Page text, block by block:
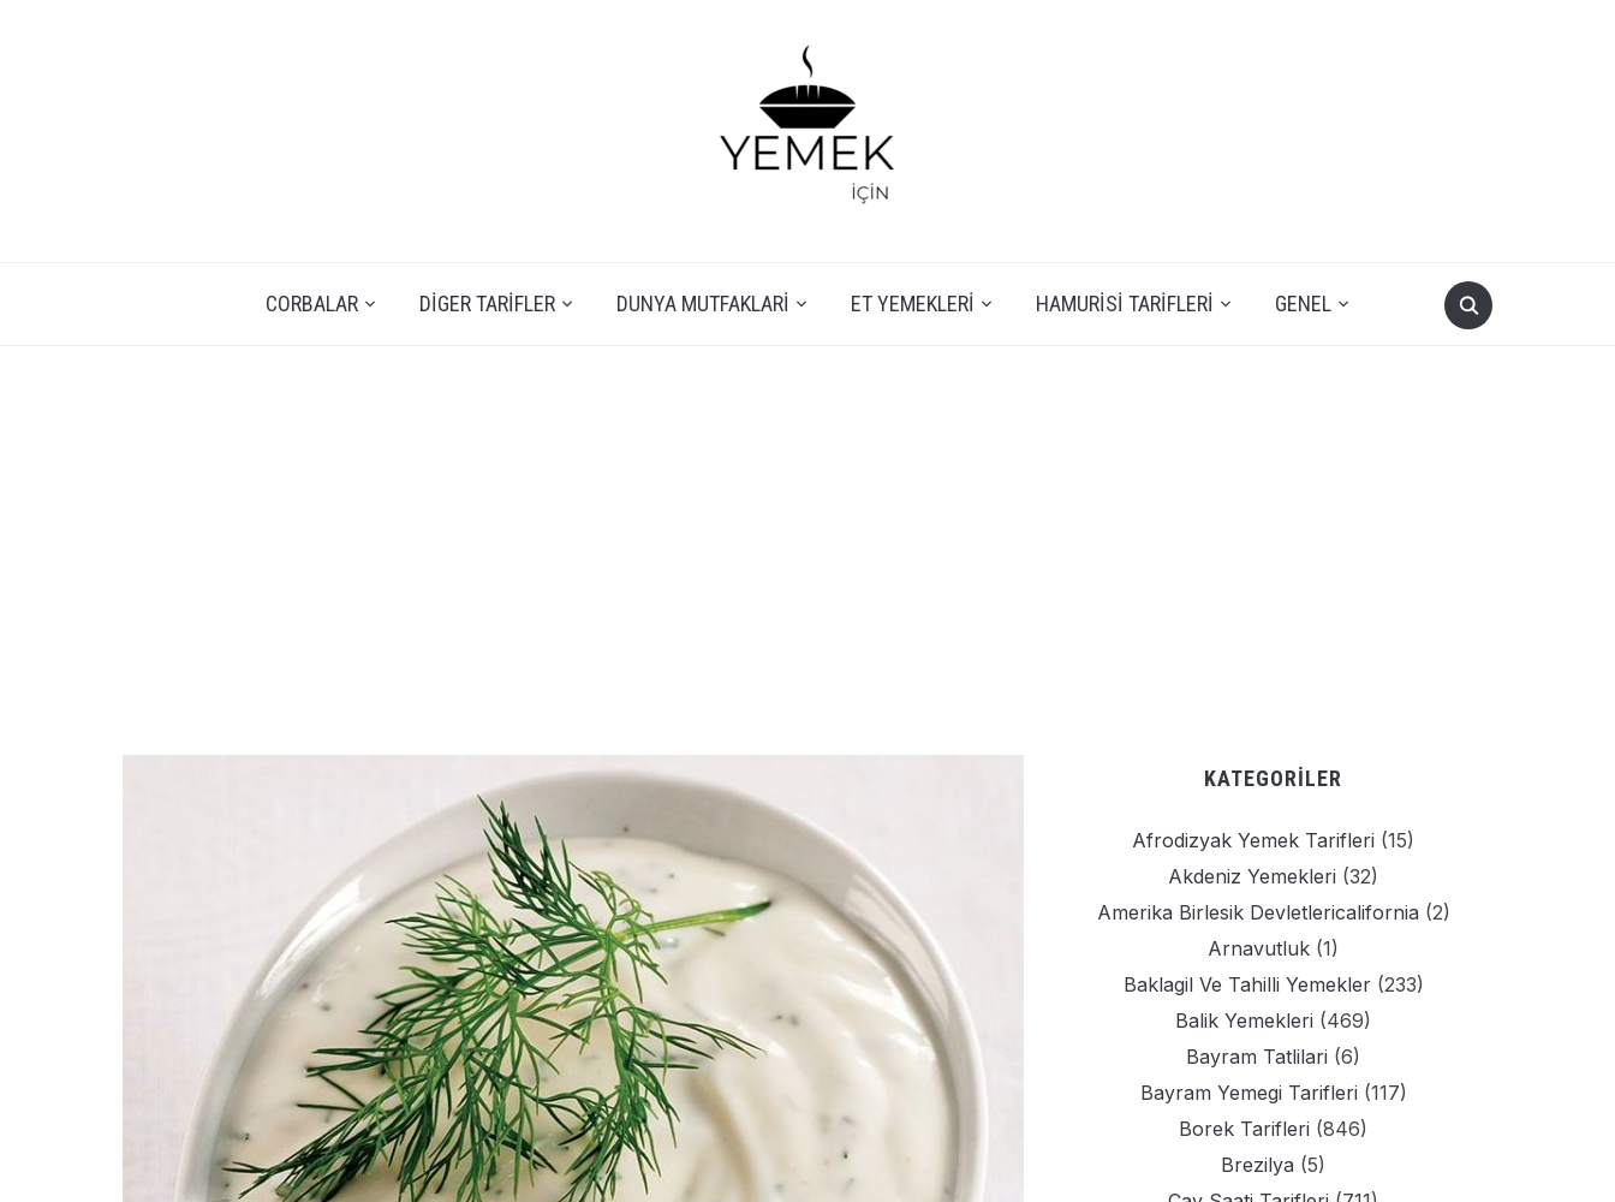
CORBALAR DIGER TARIFLER DUNYA MUTFAKLARI ET YEMEKLERI HAMURISI TARIFLERI GENEL
KATEGORILER
Afrodizyak Yemek Tarifleri (15)
Akdeniz Yemekleri (32)
Amerika Birlesik Devletlericalifornia (2)
Arnavutluk (1)
Baklagil Ve Tahilli Yemekler(233)
Balik Yemekleri (469)
Bayram Tatlilari (6)
Bayram Yemegi Tarifleri (117)
Borek Tarifleri (846)
Brezilya (5)